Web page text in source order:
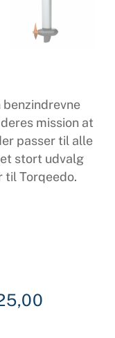
mission at
passer til alle
stort udvalg
Torqeedo.